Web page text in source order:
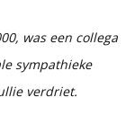
was een collega
sympathieke
verdriet.